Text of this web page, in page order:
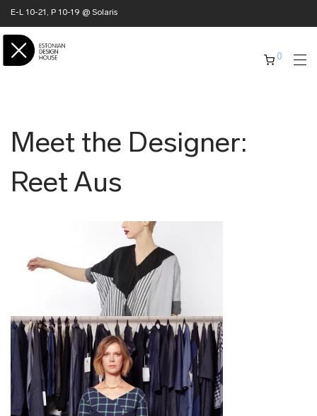
E-L 10-21, P 10-19 @ Solaris
0
Meet the Designer:
Reet Aus